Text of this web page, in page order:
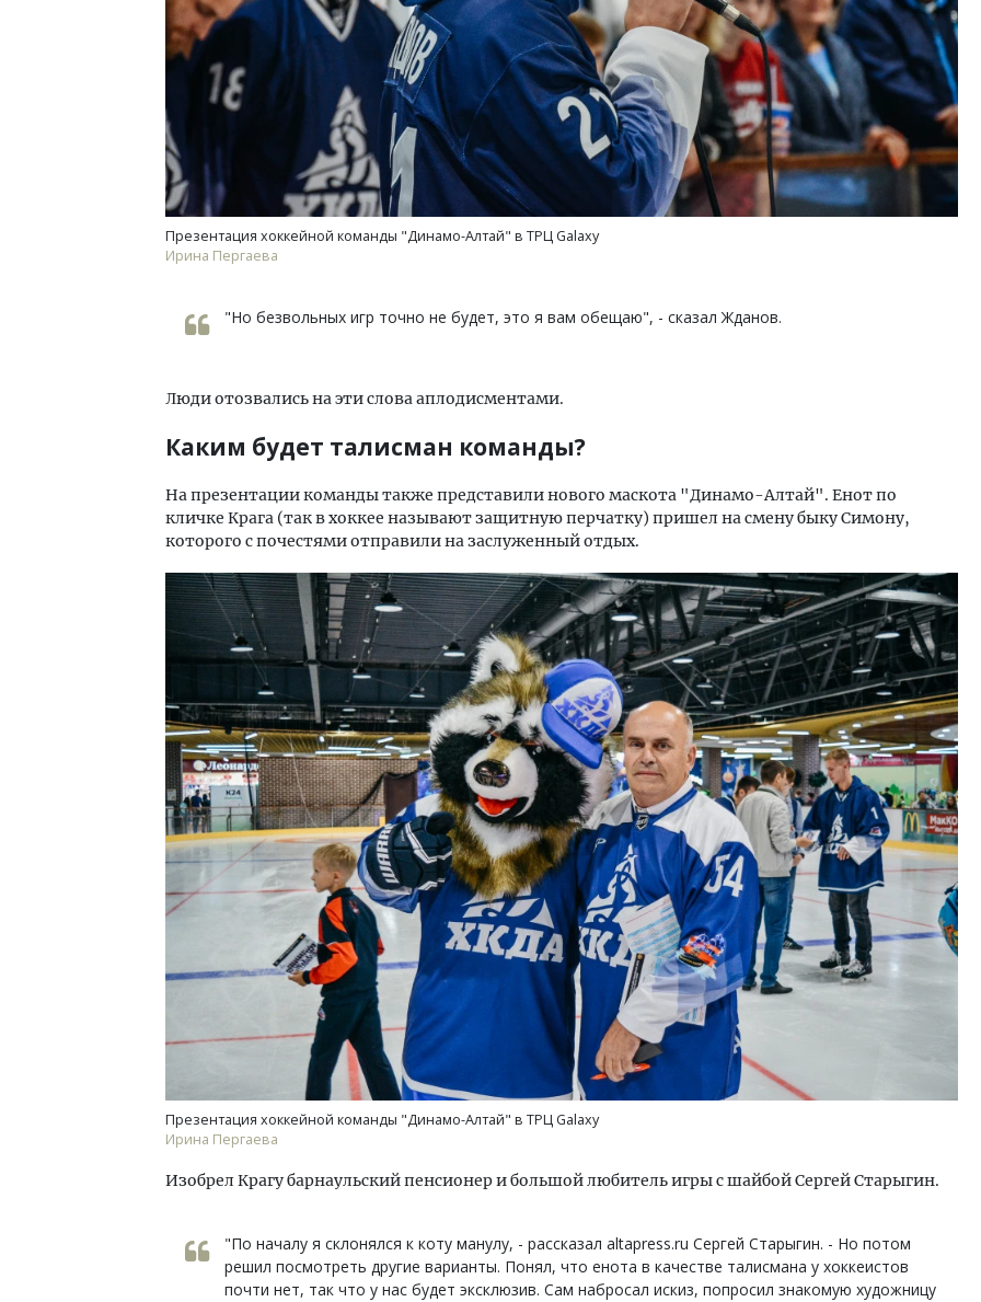
Презентация хоккейной команды "Динамо-Алтай" в ТРЦ Galaxy
Ирина Пергаева
"Но безвольных игр точно не будет, это я вам обещаю", - сказал Жданов.
Люди отозвались на эти слова аплодисментами.
Каким будет талисман команды?
На презентации команды также представили нового маскота "Динамо-Алтай". Енот по
кличке Крага (так в хоккее называют защитную перчатку) пришел на смену быку Симону,
которого с почестями отправили на заслуженный отдых.
Презентация хоккейной команды "Динамо-Алтай" в ТРЦ Galaxy
Ирина Пергаева
Изобрел Крагу барнаульский пенсионер и большой любитель игры с шайбой Сергей Старыгин.
"По началу я склонялся к коту манулу, - рассказал altapress.ru Сергей Старыгин. - Но потом
решил посмотреть другие варианты. Понял, что енота в качестве талисмана у хоккеистов
почти нет, так что у нас будет эксклюзив. Сам набросал искиз, попросил знакомую художницу